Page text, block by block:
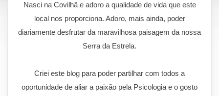
Nasci na Covilhã e adoro a qualidade de vida que este
local nos proporciona. Adoro, mais ainda, poder
diariamente desfrutar da maravilhosa paisagem da nossa
Serra da Estrela.
Criei este blog para poder partilhar com todos a
oportunidade de aliar a paixão pela Psicologia e o gosto